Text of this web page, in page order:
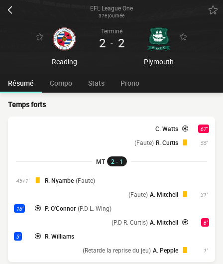
EFL League One
37e journée
Reading
Terminé
2 - 2
Plymouth
Résumé Compo Stats Prono
Temps forts
67'
C. Watts
55'
R. Curtis
(Faute)
MT 2 - 1
45+1' R. Nyambe (Faute)
31'
A. Mitchell
(Faute)
18' P. O'Connor (P.D L. Wing)
6'
A. Mitchell
(P.D R. Curtis)
3' R. Williams
1'
A. Pepple
(Retarde la reprise du jeu)